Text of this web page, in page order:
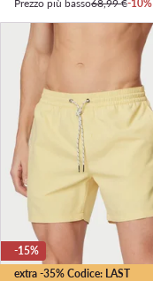
Prezzo più basso68,99 €-10%
extra -35% Codice: LAST
-15%